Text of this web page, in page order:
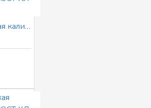
Автоматическая калитка БЛОКПОСТ КЛ 600